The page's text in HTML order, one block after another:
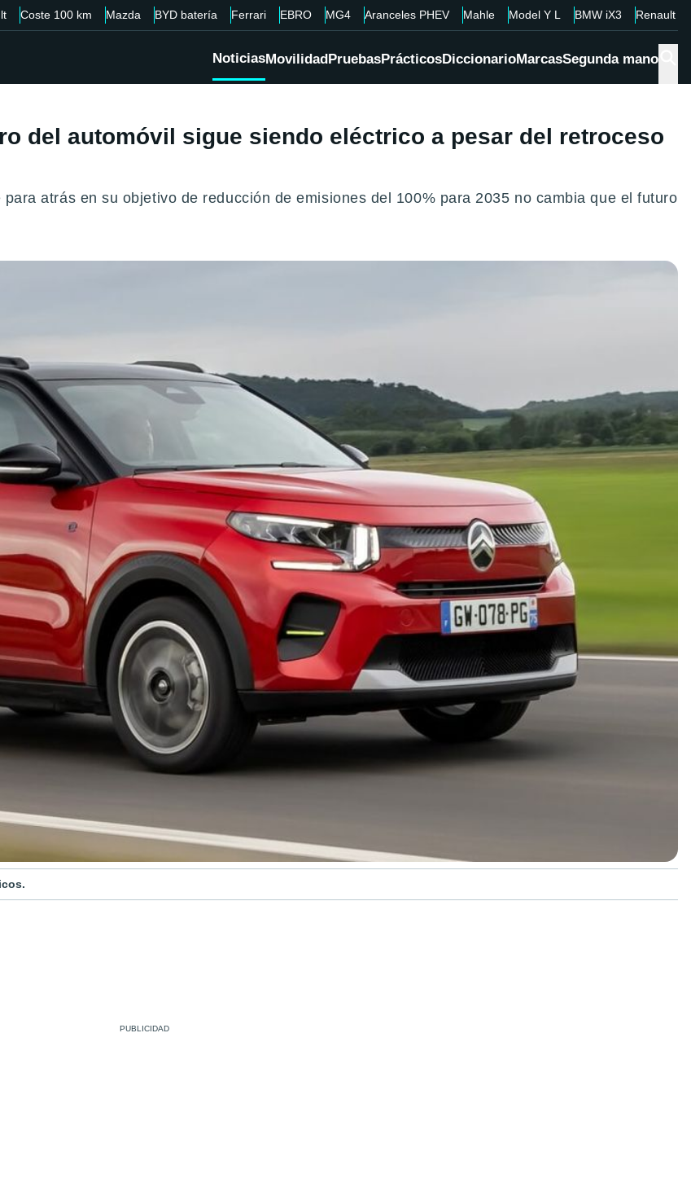
Coste 100 km Mazda BYD batería Ferrari EBRO MG4 Aranceles PHEV Mahle Model Y L BMW iX3 Renault
NoticiasMovilidadPruebasPrácticosDiccionarioMarcasSegunda mano
del automóvil sigue siendo eléctrico a pesar del retroceso
atrás en su objetivo de reducción de emisiones del 100% para 2035 no cambia que el futuro